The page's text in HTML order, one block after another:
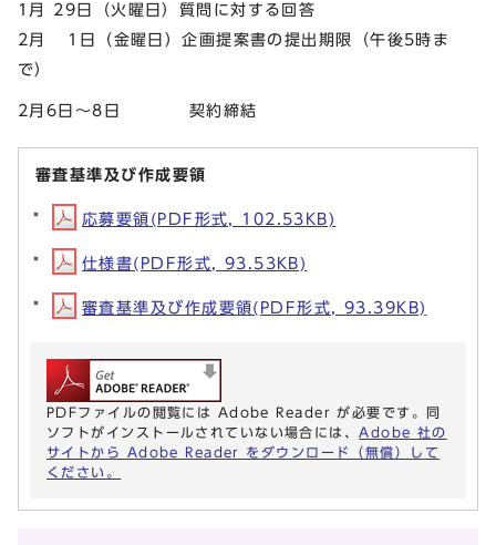
1月 29日（火曜日）質問に対する回答
2月 1日（金曜日）企画提案書の提出期限（午後5時ま
で）
2月6日～8日 契約締結
審査基準及び作成要領
応募要領(PDF形式, 102.53KB)
仕様書(PDF形式, 93.53KB)
審査基準及び作成要領(PDF形式, 93.39KB)
PDFファイルの閲覧には Adobe Reader が必要です。同
ソフトがインストールされていない場合には、 Adobe 社の
サイトから Adobe Reader をダウンロード（無償）して
ください。